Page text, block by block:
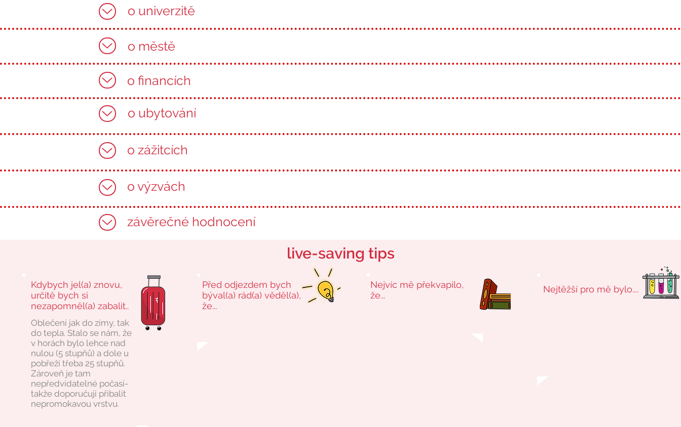
o univerzitě
o městě
o financích
o ubytování
o zážitcích
o výzvách
závěrečné hodnocení
live-saving tips
Kdybych jel(a) znovu,
určitě bych si
nezapomněl(a) zabalit..
Oblečení jak do zimy, tak
do tepla. Stalo se nám, že
v horách bylo lehce nad
nulou (5 stupňů) a dole u
pobřeží třeba 25 stupňů.
Zároveň je tam
nepředvídatelné počasí-
takže doporučuji přibalit
nepromokavou vrstvu.
Před odjezdem bych
býval(a) rád(a) věděl(a),
že...
Nejvíc mě překvapilo,
že...
Nejtěžší pro mě bylo....